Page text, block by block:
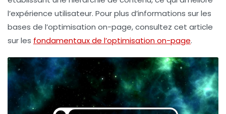
l’expérience utilisateur. Pour plus d’informations sur les
bases de l’optimisation on-page, consultez cet article
sur les fondamentaux de l’optimisation on-page.